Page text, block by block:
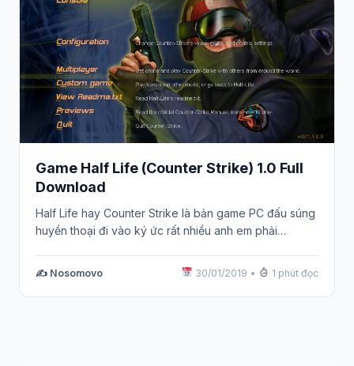
Game Half Life (Counter Strike) 1.0 Full
Download
Half Life hay Counter Strike là bản game PC đấu súng
huyền thoại đi vào ký ức rất nhiều anh em phải…
✍️ Nosomovo 30/01/2019 • 1 phút đọc